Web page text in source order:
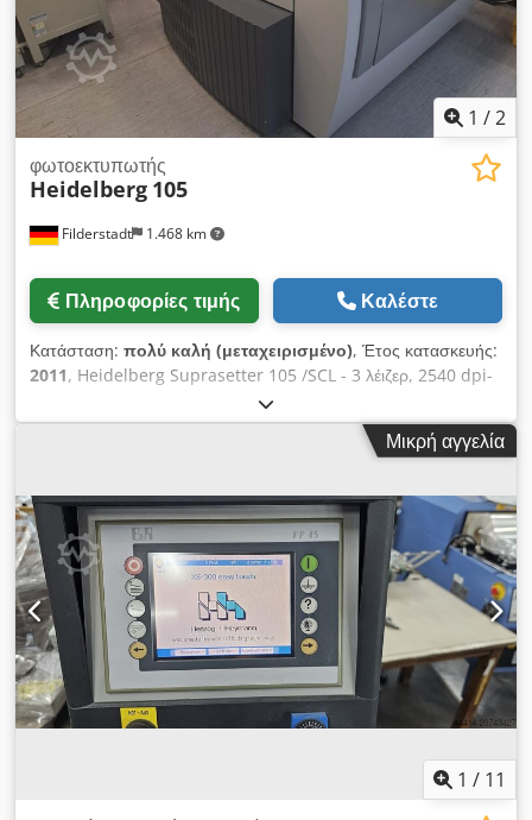
1 /2
Filderstadt 1.468 km
φωτοεκτυπωτής
Heidelberg 105
Πληροφορίες τιμής Καλέστε
Κατάσταση: πολύ καλή (μεταχειρισμένο), Έτος κατασκευής:
2011, Heidelberg Suprasetter 105 /SCL - 3 λέιζερ, 2540 dpi-
5080 dpi - Ώρες λειτουργίας λέιζερ: 9818 - Διάτρητη Bacher -
1 Bit Metashooter εγκατεστημένο σε Dell PC Chedpfsx Uq
Alox Aixsa - Συμβόλαιο πλήρους συντήρησης με Heidelberg -
Μικρή αγγελία
1 / 11